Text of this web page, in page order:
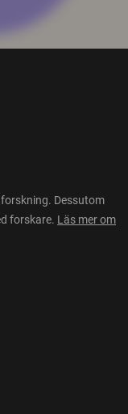
Dessutom
forskare. Läs mer om